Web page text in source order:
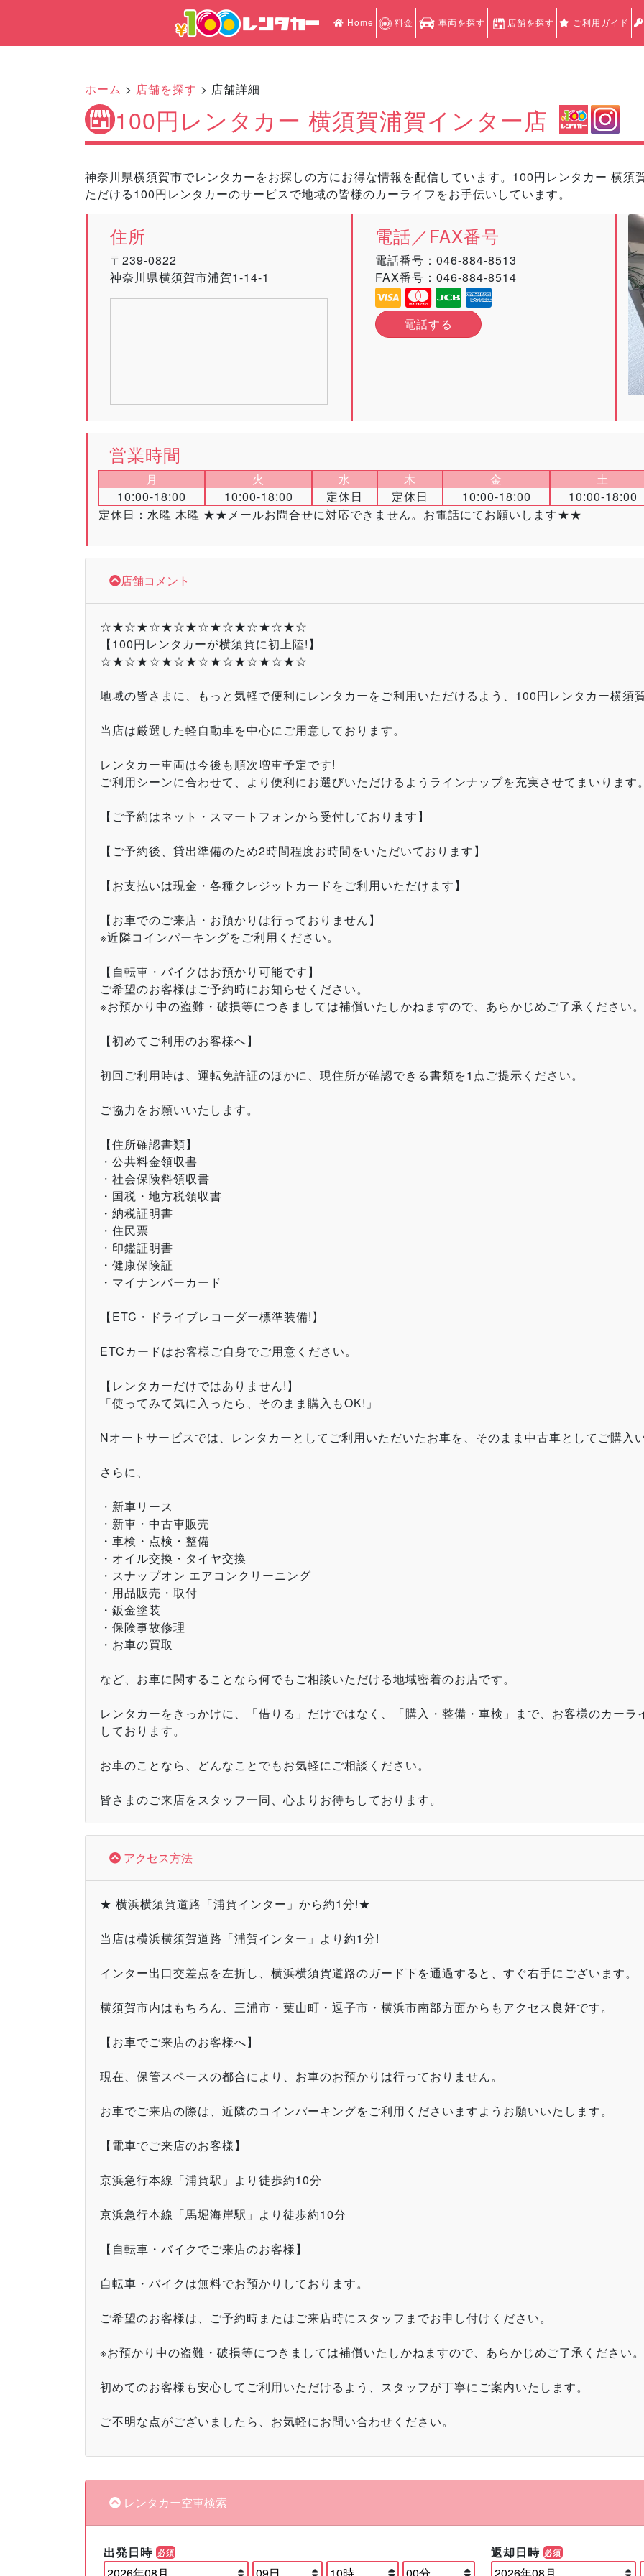
Home 料金 車両を探す 店舗を探す ご利用ガイド
ホーム > 店舗を探す > 店舗詳細
100円レンタカー 横須賀浦賀インター店
神奈川県横須賀市でレンタカーをお探しの方にお得な情報を配信しています。100円レンタカー 横
ただける100円レンタカーのサービスで地域の皆様のカーライフをお手伝いしています。
住所
〒239-0822
神奈川県横須賀市浦賀1-14-1
電話／FAX番号
電話番号： 046-884-8513
FAX番号：046-884-8514
電話する
営業時間
月
10:00-18:00
火
10:00-18:00
水
定休日
木
定休日
金
10:00-18:00
土
10:00-18:00
定休日：水曜 木曜 ★★メールお問合せに対応できません。お電話にてお願いします★★
店舗コメント
☆★☆★☆★☆★☆★☆★☆★☆★☆
【100円レンタカーが横須賀に初上陸!】
☆★☆★☆★☆★☆★☆★☆★☆★☆
地域の皆さまに、もっと気軽で便利にレンタカーをご利用いただけるよう、100円レンタカー横須
当店は厳選した軽自動車を中心にご用意しております。
レンタカー車両は今後も順次増車予定です!
ご利用シーンに合わせて、より便利にお選びいただけるようラインナップを充実させてまいります
【ご予約はネット・スマートフォンから受付しております】
【ご予約後、貸出準備のため2時間程度お時間をいただいております】
【お支払いは現金・各種クレジットカードをご利用いただけます】
【お車でのご来店・お預かりは行っておりません】
※近隣コインパーキングをご利用ください。
【自転車・バイクはお預かり可能です】
ご希望のお客様はご予約時にお知らせください。
※お預かり中の盗難・破損等につきましては補償いたしかねますので、あらかじめご了承ください。
【初めてご利用のお客様へ】
初回ご利用時は、運転免許証のほかに、現住所が確認できる書類を1点ご提示ください。
ご協力をお願いいたします。
【住所確認書類】
・公共料金領収書
・社会保険料領収書
・国税・地方税領収書
・納税証明書
・住民票
・印鑑証明書
・健康保険証
・マイナンバーカード
【ETC・ドライブレコーダー標準装備!】
ETCカードはお客様ご自身でご用意ください。
【レンタカーだけではありません!】
「使ってみて気に入ったら、そのまま購入もOK!」
Nオートサービスでは、レンタカーとしてご利用いただいたお車を、そのまま中古車としてご購入
さらに、
・新車リース
・新車・中古車販売
・車検・点検・整備
・オイル交換・タイヤ交換
・スナップオン エアコンクリーニング
・用品販売・取付
・鈑金塗装
・保険事故修理
・お車の買取
など、お車に関することなら何でもご相談いただける地域密着のお店です。
レンタカーをきっかけに、「借りる」だけではなく、「購入・整備・車検」まで、お客様のカー
しております。
お車のことなら、どんなことでもお気軽にご相談ください。
皆さまのご来店をスタッフ一同、心よりお待ちしております。
アクセス方法
★ 横浜横須賀道路「浦賀インター」から約1分!★
当店は横浜横須賀道路「浦賀インター」より約1分!
インター出口交差点を左折し、横浜横須賀道路のガード下を通過すると、すぐ右手にございます。
横須賀市内はもちろん、三浦市・葉山町・逗子市・横浜市南部方面からもアクセス良好です。
【お車でご来店のお客様へ】
現在、保管スペースの都合により、お車のお預かりは行っておりません。
お車でご来店の際は、近隣のコインパーキングをご利用くださいますようお願いいたします。
【電車でご来店のお客様】
京浜急行本線「浦賀駅」より徒歩約10分
京浜急行本線「馬堀海岸駅」より徒歩約10分
【自転車・バイクでご来店のお客様】
自転車・バイクは無料でお預かりしております。
ご希望のお客様は、ご予約時またはご来店時にスタッフまでお申し付けください。
※お預かり中の盗難・破損等につきましては補償いたしかねますので、あらかじめご了承ください。
初めてのお客様も安心してご利用いただけるよう、スタッフが丁寧にご案内いたします。
ご不明な点がございましたら、お気軽にお問い合わせください。
レンタカー空車検索
出発日時 必須 返却日時 必須